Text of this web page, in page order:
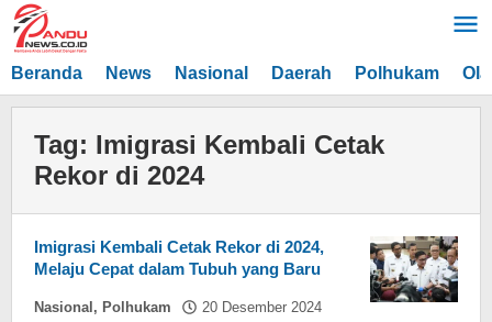
Lewati
ke
konten
Beranda News Nasional Daerah Polhukam
Tag: Imigrasi Kembali Cetak
Rekor di 2024
Imigrasi Kembali Cetak Rekor di 2024,
Melaju Cepat dalam Tubuh yang Baru
Nasional , Polhukam 20 Desember 2024